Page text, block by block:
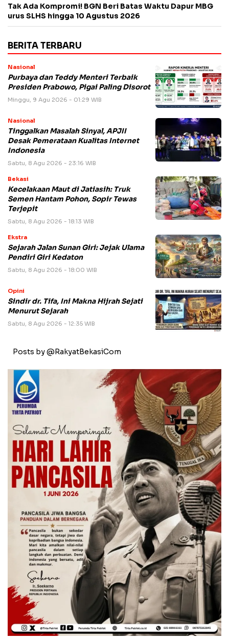
Tak Ada Kompromi! BGN Beri Batas Waktu Dapur MBG
urus SLHS hingga 10 Agustus 2026
BERITA TERBARU
Nasional
Purbaya dan Teddy Menteri Terbaik
Presiden Prabowo, Pigai Paling Disorot
Minggu, 9 Agu 2026 - 01:29 WIB
Nasional
Tinggalkan Masalah Sinyal, APJII
Desak Pemerataan Kualitas Internet
Indonesia
Sabtu, 8 Agu 2026 - 23:16 WIB
Bekasi
Kecelakaan Maut di Jatiasih: Truk
Semen Hantam Pohon, Sopir Tewas
Terjepit
Sabtu, 8 Agu 2026 - 18:13 WIB
Ekstra
Sejarah Jalan Sunan Giri: Jejak Ulama
Pendiri Giri Kedaton
Sabtu, 8 Agu 2026 - 18:00 WIB
Opini
Sindir dr. Tifa, Ini Makna Hijrah Sejati
Menurut Sejarah
Sabtu, 8 Agu 2026 - 12:35 WIB
Posts by @RakyatBekasiCom